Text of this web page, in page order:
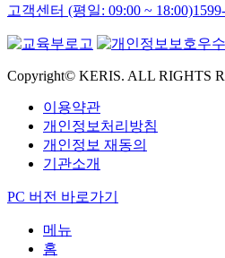
고객센터 (평일: 09:00 ~ 18:00)
Copyright© KERIS. ALL RIGHTS
이용약관
개인정보처리방침
개인정보 재동의
기관소개
PC 버전 바로가기
메뉴
홈